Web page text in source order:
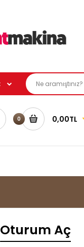
0 0,00TL
Oturum Aç